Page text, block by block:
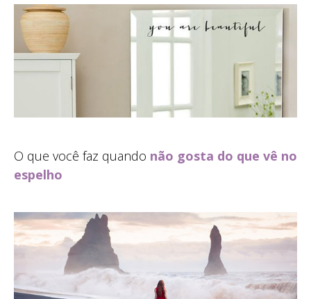
O que você faz quando não gosta do que vê no
espelho